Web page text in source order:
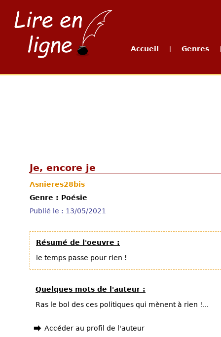
Accueil Genres
Je, encore je
Asnieres28bis
Genre : Poésie
Publié le : 13/05/2021
Résumé de l'oeuvre :
le temps passe pour rien !
Quelques mots de l'auteur :
Ras le bol des ces politiques qui mènent à rien !...
Accéder au profil de l'auteur